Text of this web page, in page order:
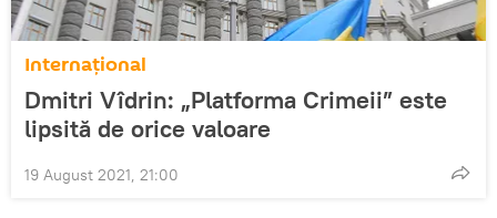
Internațional
Dmitri Vîdrin: „Platforma Crimeii” este
lipsită de orice valoare
19 August 2021, 21:00